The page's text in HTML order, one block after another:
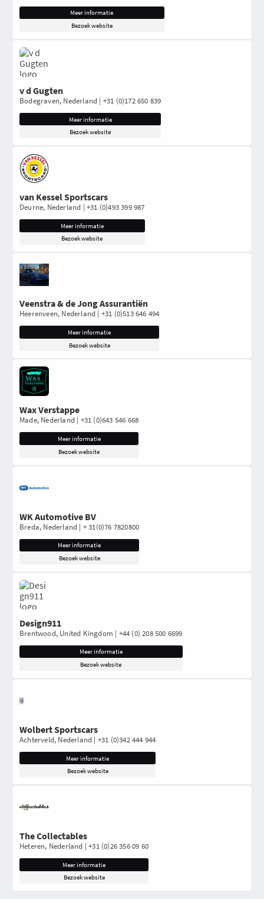
Meer informatie
Bezoek website
v d Gugten
Bodegraven, Nederland | +31 (0)172 650 839
Meer informatie
Bezoek website
van Kessel Sportscars
Deurne, Nederland | +31 (0)493 399 987
Meer informatie
Bezoek website
Veenstra & de Jong Assurantiën
Heerenveen, Nederland | +31 (0)513 646 494
Meer informatie
Bezoek website
Wax Verstappe
Made, Nederland | +31 (0)643 546 668
Meer informatie
Bezoek website
WK Automotive BV
Breda, Nederland | + 31(0)76 7820800
Meer informatie
Bezoek website
Design911
Brentwood, United Kingdom | +44 (0) 208 500 6699
Meer informatie
Bezoek website
Wolbert Sportscars
Achterveld, Nederland | +31 (0)342 444 944
Meer informatie
Bezoek website
The Collectables
Heteren, Nederland | +31 (0)26 356 09 60
Meer informatie
Bezoek website